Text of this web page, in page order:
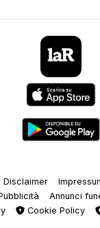
Disclaimer
Annunci
Cookie Policy